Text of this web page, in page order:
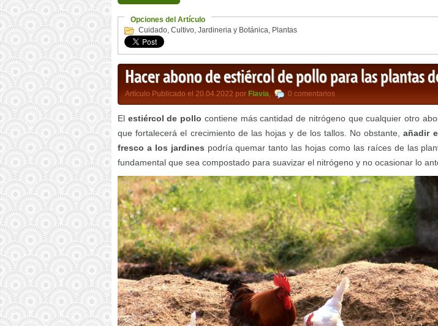
Opciones del Artículo
Cuidado, Cultivo, Jardineria y Botánica, Plantas
Hacer abono de estiércol de pollo para las plantas
Artículo Publicado el 20.04.2022 por Flavia, 0 comentarios
El estiércol de pollo contiene más cantidad de nitrógeno que cualquier otro
que fortalecerá el crecimiento de las hojas y de los tallos. No obstante,añadir
fresco a los jardines podría quemar tanto las hojas como las raíces de las
fundamental que sea compostado para suavizar el nitrógeno y no ocasionar lo